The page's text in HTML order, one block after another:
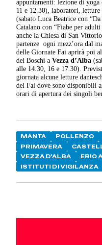
appuntamenti: lezione di yoga
11 e 12.30), laboratori,
(sabato Luca Beatrice con
Catalano con “Fiabe per
anche la Chiesa di San
partenze ogni mezz’ora dal
delle Giornate Fai aprirà poi
dei Boschi aVezza d’Alba
alle 14.30, 16 e 17.30).
giornata alcune letture
del Fai dove sono disponibili
orari di apertura dei singoli
MANTA POLLENZO
PRIMAVERA
VEZZA D'ALBA
ERIO
ISTITUTI DI VIGILANZA